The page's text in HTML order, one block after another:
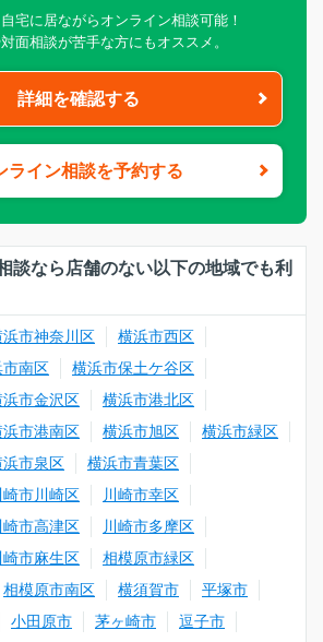
宅に居ながらオンライン相談可能！
面相談が苦手な方にもオススメ。
詳細を確認する
ライン相談を予約する
談なら店舗のない以下の地域でも利
浜市神奈川区
横浜市西区
市南区
横浜市保土ケ谷区
浜市金沢区
横浜市港北区
浜市港南区 横浜市旭区
横浜市緑区
浜市泉区
横浜市青葉区
崎市川崎区
川崎市幸区
崎市高津区
川崎市多摩区
崎市麻生区
相模原市緑区
相模原市南区 横須賀市
平塚市
小田原市 茅ヶ崎市
逗子市